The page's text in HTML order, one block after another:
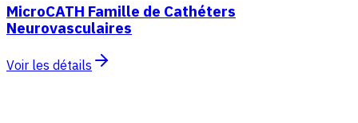
MicroCATH Famille de Cathéters
Neurovasculaires
Voir les détails